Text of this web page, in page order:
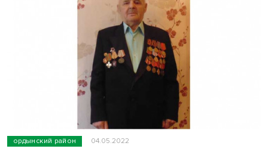
ордынский район 04.05.2022